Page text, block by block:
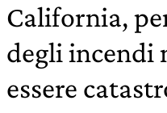
California,
degli incendi
essere